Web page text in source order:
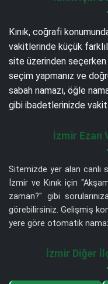
Kınık, coğrafi
vakitlerinde küçük
site üzerinden seçerken
seçim yapmanız ve
sabah namazı, öğle
gibi ibadetlerinizde vakit
İzmir Ezan
Sitemizde yer alan canlı
İzmir ve Kınık için
zaman?" gibi
görebilirsiniz. Gelişmiş
yere göre otomatik
İzmir Diğer